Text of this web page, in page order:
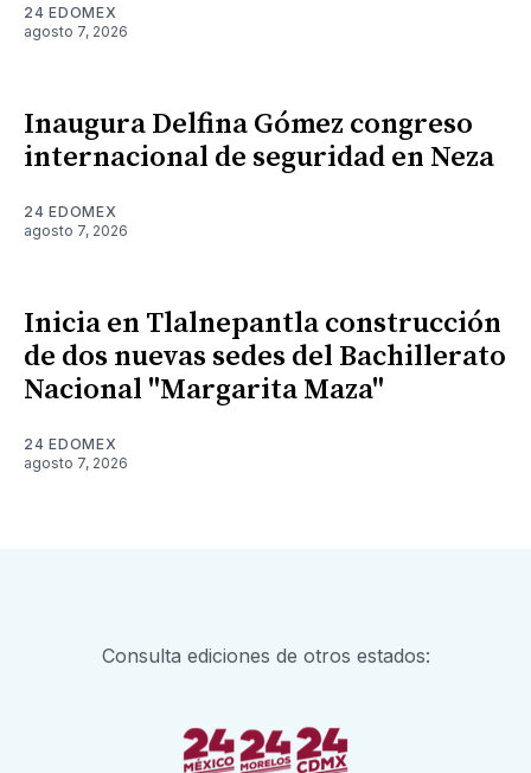
24 EDOMEX
agosto 7, 2026
Inaugura Delfina Gómez congreso
internacional de seguridad en Neza
24 EDOMEX
agosto 7, 2026
Inicia en Tlalnepantla construcción
de dos nuevas sedes del Bachillerato
Nacional "Margarita Maza"
24 EDOMEX
agosto 7, 2026
Consulta ediciones de otros estados: